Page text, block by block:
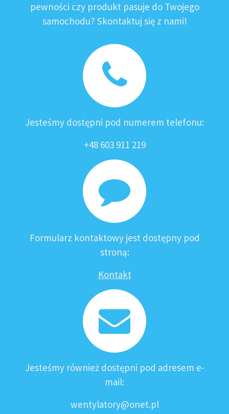
pewności czy produkt pasuje do Twojego
samochodu? Skontaktuj się z nami!
Jesteśmy dostępni pod numerem telefonu:
+48 603 911 219
Formularz kontaktowy jest dostępny pod
stroną:
Kontakt
Jesteśmy również dostępni pod adresem e-
mail:
wentylatory@onet.pl